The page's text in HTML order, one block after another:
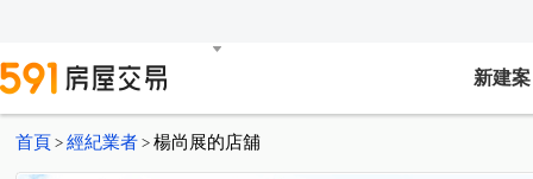
新建案
首頁 > 經紀業者 > 楊尚展的店舖